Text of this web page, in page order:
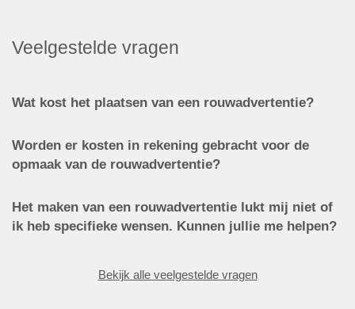
Veelgestelde vragen
Wat kost het plaatsen van een rouwadvertentie?
Worden er kosten in rekening gebracht voor de
opmaak van de rouwadvertentie?
Het maken van een rouwadvertentie lukt mij niet of
ik heb specifieke wensen. Kunnen jullie me helpen?
Bekijk alle veelgestelde vragen